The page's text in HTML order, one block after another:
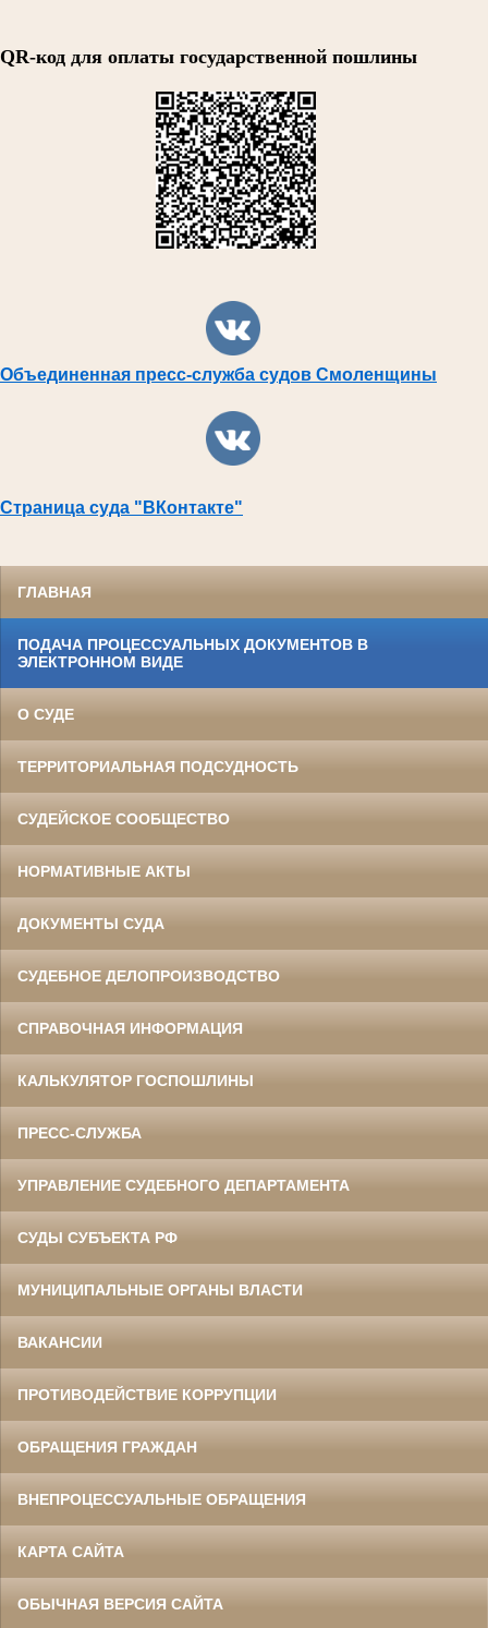
QR-код для оплаты государственной пошлины
Объединенная пресс-служба судов Смоленщины
Страница суда "ВКонтакте"
ГЛАВНАЯ
ПОДАЧА ПРОЦЕССУАЛЬНЫХ ДОКУМЕНТОВ В
ЭЛЕКТРОННОМ ВИДЕ
О СУДЕ
ТЕРРИТОРИАЛЬНАЯ ПОДСУДНОСТЬ
СУДЕЙСКОЕ СООБЩЕСТВО
НОРМАТИВНЫЕ АКТЫ
ДОКУМЕНТЫ СУДА
СУДЕБНОЕ ДЕЛОПРОИЗВОДСТВО
СПРАВОЧНАЯ ИНФОРМАЦИЯ
КАЛЬКУЛЯТОР ГОСПОШЛИНЫ
ПРЕСС-СЛУЖБА
УПРАВЛЕНИЕ СУДЕБНОГО ДЕПАРТАМЕНТА
СУДЫ СУБЪЕКТА РФ
МУНИЦИПАЛЬНЫЕ ОРГАНЫ ВЛАСТИ
ВАКАНСИИ
ПРОТИВОДЕЙСТВИЕ КОРРУПЦИИ
ОБРАЩЕНИЯ ГРАЖДАН
ВНЕПРОЦЕССУАЛЬНЫЕ ОБРАЩЕНИЯ
КАРТА САЙТА
ОБЫЧНАЯ ВЕРСИЯ САЙТА